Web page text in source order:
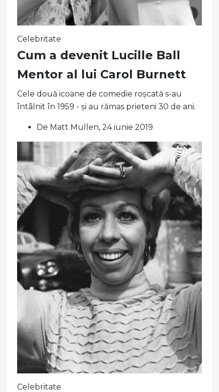
Celebritate
Cum a devenit Lucille Ball
Mentor al lui Carol Burnett
Cele două icoane de comedie roșcată s-au
întâlnit în 1959 - și au rămas prieteni 30 de ani.
De Matt Mullen, 24 iunie 2019
Celebritate